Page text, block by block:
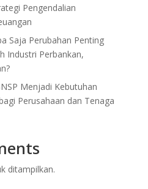
Pengendalian
Saja Perubahan Penting
Industri Perbankan,
Menjadi Kebutuhan
Perusahaan dan Tenaga
ditampilkan.